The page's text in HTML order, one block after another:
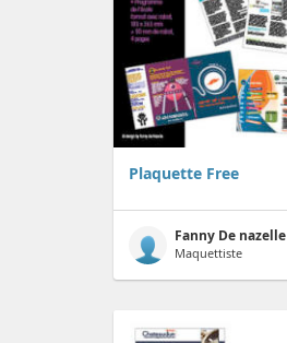
Plaquette Free
Fanny De nazelle
Maquettiste